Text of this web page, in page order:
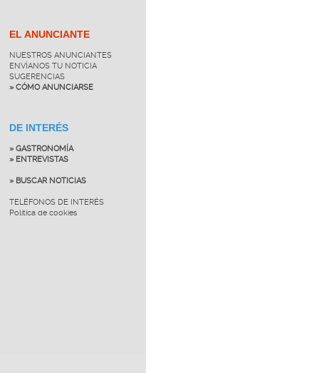
EL ANUNCIANTE
NUESTROS ANUNCIANTES
ENVÍANOS TU NOTICIA
SUGERENCIAS
» CÓMO ANUNCIARSE
DE INTERÉS
» GASTRONOMÍA
» ENTREVISTAS
» BUSCAR NOTICIAS
TELÉFONOS DE INTERÉS
Política de cookies